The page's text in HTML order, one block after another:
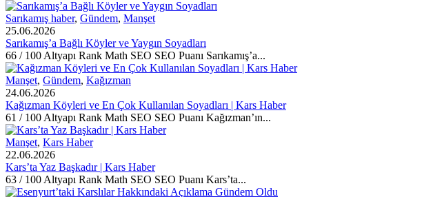
Sarıkamış haber, Gündem, Manşet
25.06.2026
Sarıkamış’a Bağlı Köyler ve Yaygın Soyadları
66 / 100 Altyapı Rank Math SEO SEO Puanı Sarıkamış’a...
Manşet, Gündem, Kağızman
24.06.2026
Kağızman Köyleri ve En Çok Kullanılan Soyadları | Kars Haber
61 / 100 Altyapı Rank Math SEO SEO Puanı Kağızman’ın...
Manşet, Kars Haber
22.06.2026
Kars’ta Yaz Başkadır | Kars Haber
63 / 100 Altyapı Rank Math SEO SEO Puanı Kars’ta...